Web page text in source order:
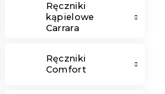
Ręczniki
kąpielowe
Carrara
Ręczniki
Comfort